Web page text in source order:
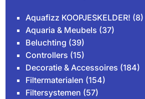
Aquafizz KOOPJESKELDER! (8)
Aquaria & Meubels (37)
Beluchting (39)
Controllers (15)
Decoratie & Accessoires (184)
Filtermaterialen (154)
Filtersystemen (57)